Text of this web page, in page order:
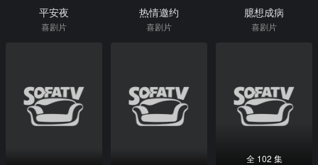
平安夜
喜剧片
热情邀约
喜剧片
臆想成病
喜剧片
全 102 集